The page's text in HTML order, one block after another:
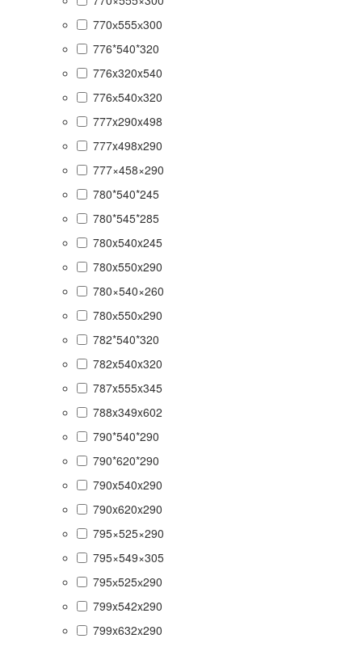
770х555х300
776*540*320
776x320x540
776х540х320
777x290x498
777x498x290
777×458×290
780*540*245
780*545*285
780x540x245
780x550x290
780×540×260
780х550х290
782*540*320
782x540x320
787x555x345
788x349x602
790*540*290
790*620*290
790x540x290
790x620x290
795×525×290
795×549×305
795х525х290
799x542x290
799x632x290